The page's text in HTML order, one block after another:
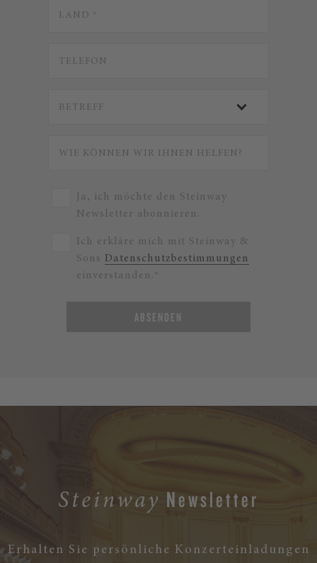
Ja, ich möchte den Steinway
Newsletter abonnieren.
Ich erkläre mich mit Steinway &
Sons Datenschutzbestimmungen
einverstanden.*
ABSENDEN
Steinway Newsletter
Erhalten Sie persönliche Konzerteinladungen